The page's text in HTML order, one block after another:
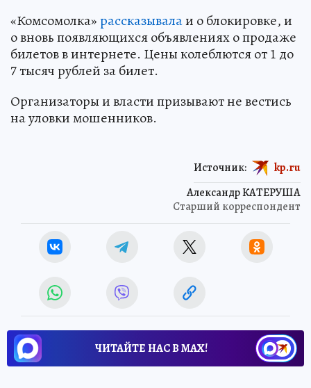
«Комсомолка»рассказывалаи о блокировке, и
о вновь появляющихся объявлениях о продаже
билетов в интернете. Цены колеблются от 1 до
7 тысяч рублей за билет.
Организаторы и власти призывают не вестись
на уловки мошенников.
Александр КАТЕРУША
Старший корреспондент
Источник: kp.ru
ЧИТАЙТЕ НАС В МАХ!